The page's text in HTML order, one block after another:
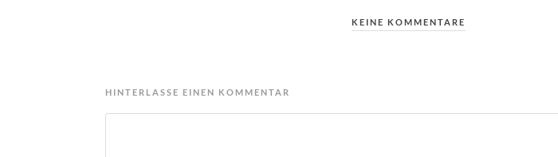
KEINE KOMMENTARE
HINTERLASSE EINEN KOMMENTAR